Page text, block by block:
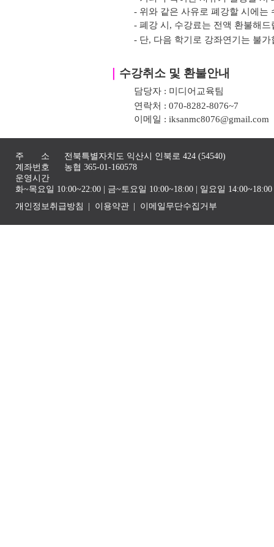
- 위와 같은 사유로 폐강할 시에는
- 폐강 시, 수강료는 전액 환불해
- 단, 다음 학기로 강좌연기는 불가
수강취소 및 환불안내
담당자 : 미디어교육팀
연락처 : 070-8282-8076~7
이메일 : iksanmc8076@gmail.com
주 소
전북특별자치도 익산시 인북로 424 (54540)
계좌번호
농협 365-01-160578
운영시간
화~목요일 10:00~22:00 | 금~토요일 10:00~18:00 | 일요일
개인정보취급방침
이용약관 이메일무단수집거부